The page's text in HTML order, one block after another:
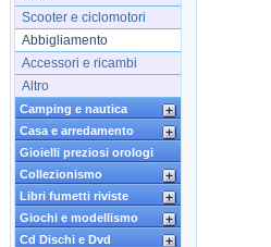
Scooter e ciclomotori
Abbigliamento
Accessori e ricambi
Altro
Camping e nautica
Casa e arredamento
Gioielli preziosi orologi
Collezionismo
Libri fumetti riviste
Giochi e modellismo
Cd Dischi e Dvd